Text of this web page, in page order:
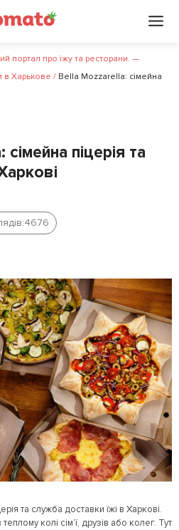
портал про їжу та ресторани. —
в Харькове / Bella Mozzarella: сімейна
піцерія та
4676
та служба доставки їжі в Харкові.
колі сім’ї, друзів або колег. Тут